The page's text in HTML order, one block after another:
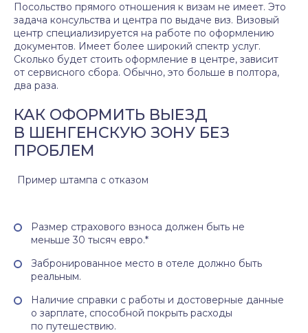
Посольство прямого отношения к визам не имеет. Это
задача консульства и центра по выдаче виз. Визовый
центр специализируется на работе по оформлению
документов. Имеет более широкий спектр услуг.
Сколько будет стоить оформление в центре, зависит
от сервисного сбора. Обычно, это больше в полтора,
два раза.
КАК ОФОРМИТЬ ВЫЕЗД
В ШЕНГЕНСКУЮ ЗОНУ БЕЗ
ПРОБЛЕМ
Пример штампа с отказом
Размер страхового взноса должен быть не
меньше 30 тысяч евро.*
Забронированное место в отеле должно быть
реальным.
Наличие справки с работы и достоверные данные
о зарплате, способной покрыть расходы
по путешествию.